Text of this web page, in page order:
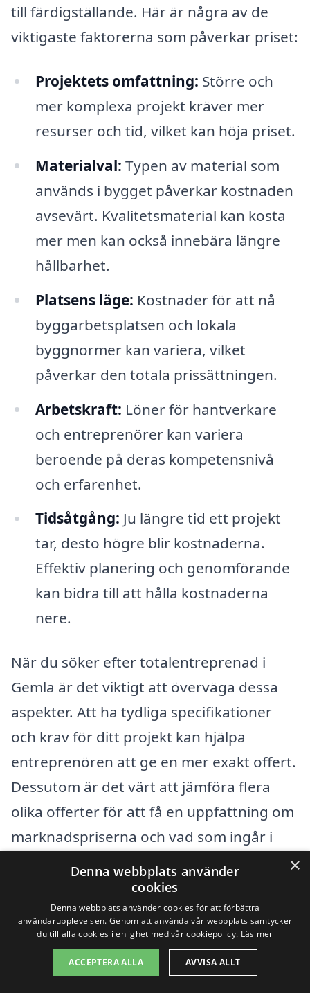
till färdigställande. Här är några av de
viktigaste faktorerna som påverkar priset:
Projektets omfattning: Större och
mer komplexa projekt kräver mer
resurser och tid, vilket kan höja priset.
Materialval: Typen av material som
används i bygget påverkar kostnaden
avsevärt. Kvalitetsmaterial kan kosta
mer men kan också innebära längre
hållbarhet.
Platsens läge: Kostnader för att nå
byggarbetsplatsen och lokala
byggnormer kan variera, vilket
påverkar den totala prissättningen.
Arbetskraft: Löner för hantverkare
och entreprenörer kan variera
beroende på deras kompetensnivå
och erfarenhet.
Tidsåtgång: Ju längre tid ett projekt
tar, desto högre blir kostnaderna.
Effektiv planering och genomförande
kan bidra till att hålla kostnaderna
nere.
När du söker efter totalentreprenad i
Gemla är det viktigt att överväga dessa
aspekter. Att ha tydliga specifikationer
och krav för ditt projekt kan hjälpa
entreprenören att ge en mer exakt offert.
Dessutom är det värt att jämföra flera
olika offerter för att få en uppfattning om
marknadspriserna och vad som ingår i
Genom att använda vår plattform kan du
enkelt få offertförslag från kvalificerade
företag som erbjuder totalentreprenad i
ditt område. Detta gör att du kan fatta ett
×
Denna webbplats använder
cookies
Denna webbplats använder cookies för att förbättra
användarupplevelsen. Genom att använda vår webbplats samtycker
du till alla cookies i enlighet med vår cookiepolicy. Läs mer
ACCEPTERA ALLA AVVISA ALLT